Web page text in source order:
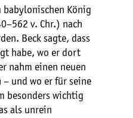
babylonischen König
v. Chr.) nach
Beck sagte, dass
habe, wo er dort
nahm einen neuen
– und wo er für seine
besonders wichtig
als unrein